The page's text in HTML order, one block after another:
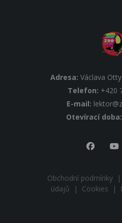
Adresa: Václava
Telefon: +420
E-mail:
Otevírací doba:
Obchodní podmínky |
údajů
| Cookies |